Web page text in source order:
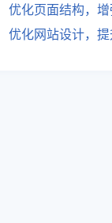
优化页面结构，
优化网站设计，